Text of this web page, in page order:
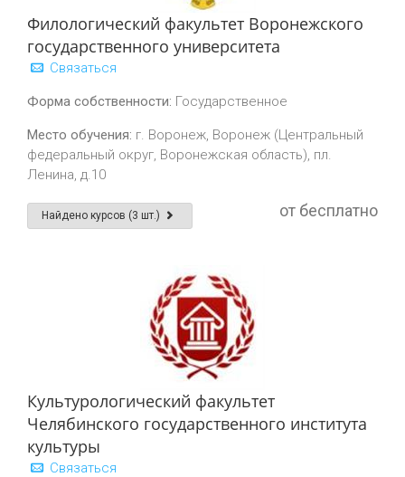
Филологический факультет Воронежского
государственного университета
Связаться
Форма собственности: Государственное
Место обучения: г. Воронеж, Воронеж (Центральный
федеральный округ, Воронежская область), пл.
Ленина, д.10
Найдено курсов (3 шт.) от бесплатно
Культурологический факультет
Челябинского государственного института
культуры
Связаться